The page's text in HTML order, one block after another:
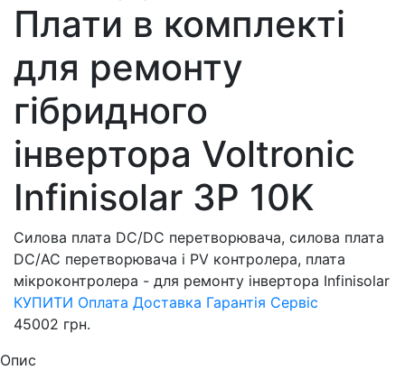
Плати в комплекті
для ремонту
гібридного
інвертора Voltronic
Infinisolar 3Р 10K
Силова плата DC/DC перетворювача, силова плата
DC/AC перетворювача і PV контролера, плата
мікроконтролера - для ремонту інвертора Infinisolar
КУПИТИ Оплата Доставка Гарантія Сервіс
45002 грн.
Опис